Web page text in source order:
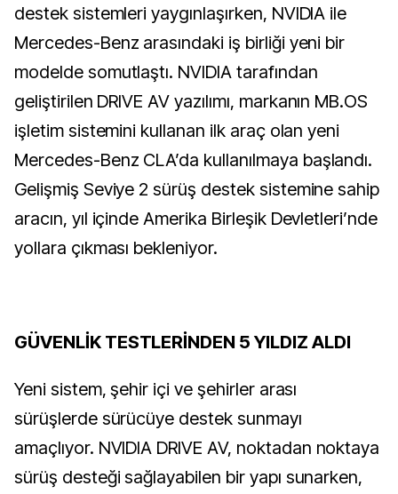
destek sistemleri yaygınlaşırken, NVIDIA ile
Mercedes-Benz arasındaki iş birliği yeni bir
modelde somutlaştı. NVIDIA tarafından
geliştirilen DRIVE AV yazılımı, markanın MB.OS
işletim sistemini kullanan ilk araç olan yeni
Mercedes-Benz CLA’da kullanılmaya başlandı.
Gelişmiş Seviye 2 sürüş destek sistemine sahip
aracın, yıl içinde Amerika Birleşik Devletleri’nde
yollara çıkması bekleniyor.
GÜVENLİK TESTLERİNDEN 5 YILDIZ ALDI
Yeni sistem, şehir içi ve şehirler arası
sürüşlerde sürücüye destek sunmayı
amaçlıyor. NVIDIA DRIVE AV, noktadan noktaya
sürüş desteği sağlayabilen bir yapı sunarken,